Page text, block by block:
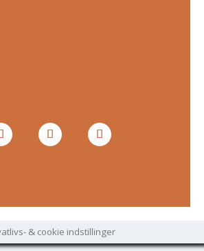
& cookie indstillinger